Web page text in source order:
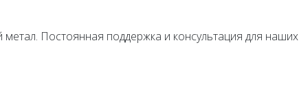
метал. Постоянная поддержка и консультация для наших